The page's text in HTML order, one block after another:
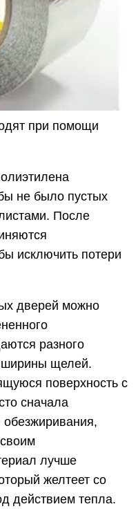
при помощи
не было пустых
После
исключить потери
дверей можно
разного
ширины щелей.
поверхность с
сначала
лучше
желтеет со
действием тепла.